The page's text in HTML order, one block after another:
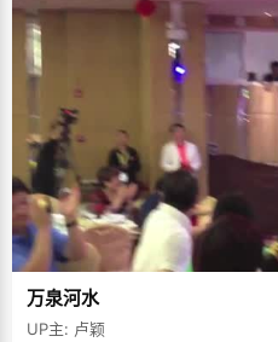
万泉河水
UP主: 卢颖